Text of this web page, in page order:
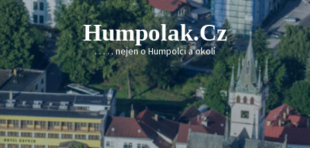
Skip
to
content
Humpolak.cz
. . . . . nejen o Humpolci a okolí